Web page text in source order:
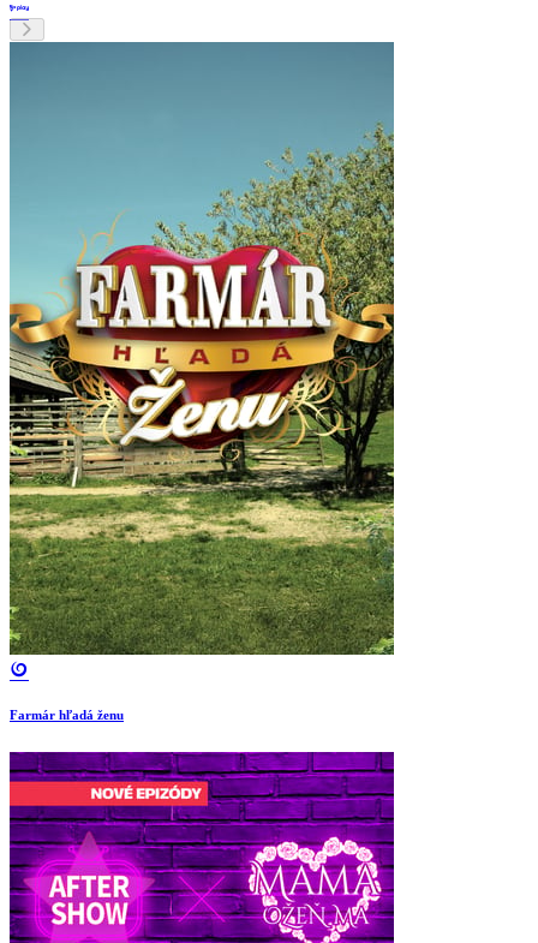
Farmár hľadá ženu